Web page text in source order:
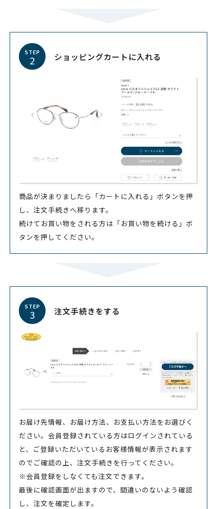
STEP
2 ショッピングカートに入れる
商品が決まりましたら「カートに入れる」ボタンを押
し、注文手続きへ移ります。
続けてお買い物をされる方は「お買い物を続ける」ボ
タンを押してください。
STEP
3 注文手続きをする
お届け先情報、お届け方法、お支払い方法をお選びく
ださい。会員登録されている方はログインされている
と、ご登録いただいているお客様情報が表示されます
のでご確認の上、注文手続きを行ってください。
※会員登録をしなくても注文できます。
最後に確認画面が出ますので、間違いのないよう確認
し、注文を確定します。